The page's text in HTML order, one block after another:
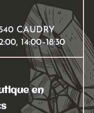
CAUDRY
14:00–18:30
en